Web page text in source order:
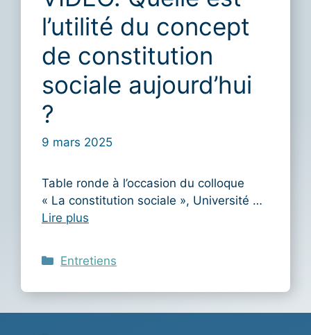
l’utilité du concept
de constitution
sociale aujourd’hui
?
9 mars 2025
Table ronde à l’occasion du colloque
« La constitution sociale », Université …
Lire plus
Catégories
Entretiens